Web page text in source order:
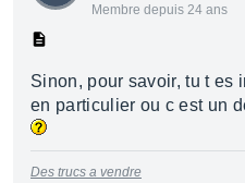
Membre depuis 24 ans
Sinon, pour savoir, tu t es
en particulier ou c est un
Des trucs a vendre